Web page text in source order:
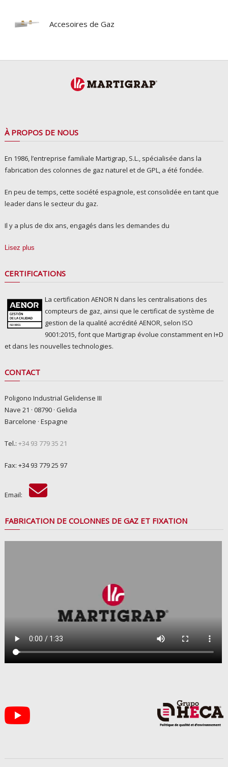
Accesoires de Gaz
À PROPOS DE NOUS
En 1986, l’entreprise familiale Martigrap, S.L., spécialisée dans la
fabrication des colonnes de gaz naturel et de GPL, a été fondée.
En peu de temps, cette société espagnole, est consolidée en tant que
leader dans le secteur du gaz.
Il y a plus de dix ans, engagés dans les demandes du
Lisez plus
CERTIFICATIONS
La certification AENOR N dans les centralisations des
compteurs de gaz, ainsi que le certificat de système de
gestion de la qualité accrédité AENOR, selon ISO
9001:2015, font que Martigrap évolue constamment en I+D
et dans les nouvelles technologies.
CONTACT
Poligono Industrial Gelidense III
Nave 21 · 08790 · Gelida
Barcelone · Espagne
Tel.: +34 93 779 35 21
Fax: +34 93 779 25 97
Email:
FABRICATION DE COLONNES DE GAZ ET FIXATION